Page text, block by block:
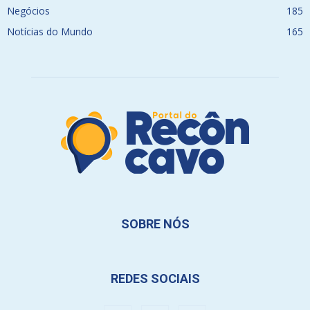
Negócios
185
Notícias do Mundo
165
SOBRE NÓS
REDES SOCIAIS